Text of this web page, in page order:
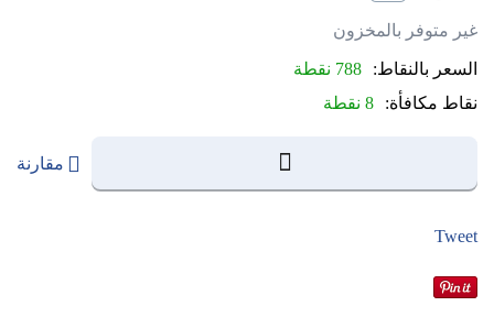
غير متوفر بالمخزون
السعر بالنقاط:
788 نقطة
نقاط مكافأة:
8 نقطة
مقارنة
Tweet